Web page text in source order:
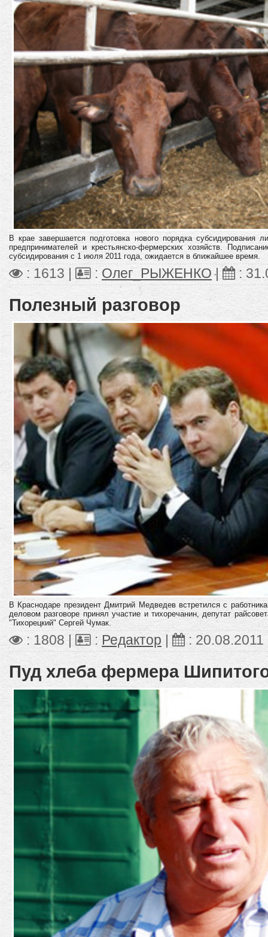
В крае завершается подготовка нового порядка субсидирования
предпринимателей и крестьянско-фермерских хозяйств.
субсидирования с 1 июля 2011 года, ожидается в ближайшее время.
: 1613 | : Олег_РЫЖЕНКО| :
Полезный разговор
В Краснодаре президент Дмитрий Медведев встретился с
деловом разговоре принял участие и тихоречанин, депутат
"Тихорецкий" Сергей Чумак.
: 1808 | : Редактор | : 20.08.2011
Пуд хлеба фермера